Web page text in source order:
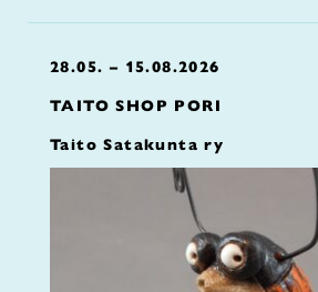
28.05. – 15.08.2026
TAITO SHOP PORI
Taito Satakunta ry